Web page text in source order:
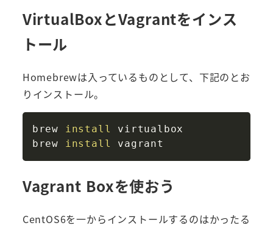
VirtualBoxとVagrantをインス
トール
Homebrewは入っているものとして、下記のとお
りインストール。
brew install
virtualbox
brew install
Vagrant Boxを使おう
CentOS6を一からインストールするのはかったる